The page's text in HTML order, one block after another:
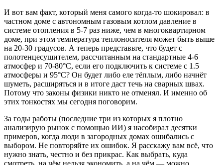
И вот вам факт, который меня самого когда-то шокировал: в
частном доме с автономным газовым котлом давление в
системе отопления в 5-7 раз ниже, чем в многоквартирном
доме, при этом температура теплоносителя может быть выше
на 20-30 градусов. А теперь представьте, что будет с
полотенцесушителем, рассчитанным на стандартные 4-6
атмосфер и 70-80°C, если его подключить к системе с 1.5
атмосферы и 95°C? Он будет либо еле тёплым, либо начнёт
шуметь, расширяться и в итоге даст течь на сварных швах.
Потому что законы физики никто не отменял. И именно об
этих тонкостях мы сегодня поговорим.
За годы работы (последние три из которых я плотно
анализирую рынок с помощью ИИ) я насобирал десятки
примеров, когда люди в загородных домах ошибались с
выбором. Не повторяйте их ошибок. Я расскажу вам всё, что
нужно знать, честно и без прикрас. Как выбрать, куда
смотреть, на чём нельзя экономить, а на чём — можно.